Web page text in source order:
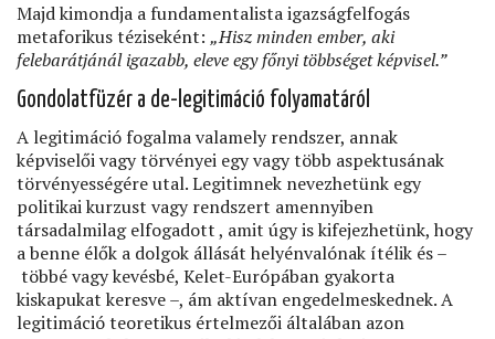
Majd kimondja a fundamentalista igazságfelfogás
metaforikus téziseként: „Hisz minden ember, aki
felebarátjánál igazabb, eleve egy főnyi többséget képvisel.”
Gondolatfüzér a de-legitimáció folyamatáról
A legitimáció fogalma valamely rendszer, annak
képviselői vagy törvényei egy vagy több aspektusának
törvényességére utal. Legitimnek nevezhetünk egy
politikai kurzust vagy rendszert amennyiben
társadalmilag elfogadott , amit úgy is kifejezhetünk, hogy
a benne élők a dolgok állását helyénvalónak ítélik és –
többé vagy kevésbé, Kelet-Európában gyakorta
kiskapukat keresve –, ám aktívan engedelmeskednek. A
legitimáció teoretikus értelmezői általában azon